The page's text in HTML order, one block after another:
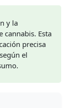
y la
cannabis. Esta
precisa
el